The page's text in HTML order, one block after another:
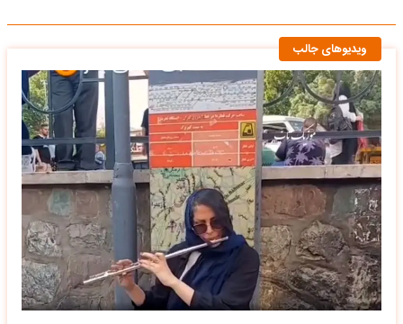
ویدیوهای جالب